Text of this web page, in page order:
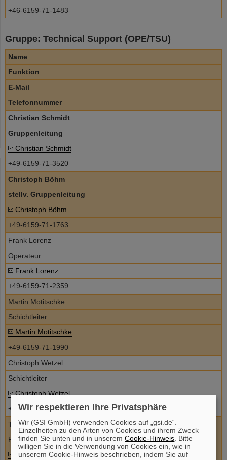
+46-6159-71-1483
Gruppe: Technical Support (OPE/TSU)
Name
Funktion
E-Mail
Telefonnummer
Christian Schmidt
Gruppenleitung
Christian Schmidt
+49-6159-71-3520
Christoph Böhm
stellv. Gruppenleitung
Christoph Böhm
+49-6159-71-1763
Frank Lorenz
Operateur
Frank Lorenz
+49-6159-71-2359
Martin Motitschke
Schichtleiter
Martin Motitschke
+49-6159-71-1990
Christoph Wetzel
Schichtleiter
Christoph Wetzel
+49-6159-71-2342
Thomas von Schaewen
Personensuchanlage
Thomas von Schaewen
Wir respektieren Ihre Privatsphäre
Wir (GSI GmbH) verwenden Cookies auf „gsi.de“.
Einzelheiten zu den Arten von Cookies und ihrem Zweck
finden Sie unten und in unseremCookie-Hinweis . Bitte
willigen Sie in die Verwendung von Cookies ein, wie in
unserem Cookie-Hinweis beschrieben, indem Sie auf